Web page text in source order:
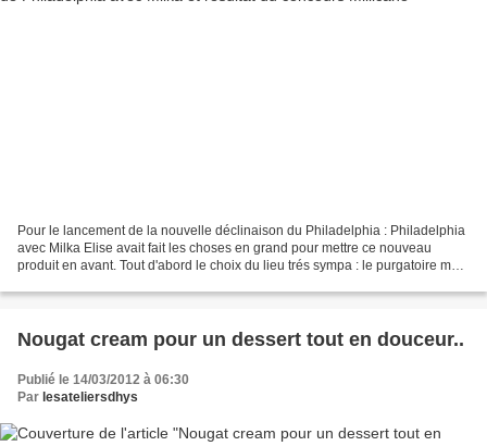
Pour le lancement de la nouvelle déclinaison du Philadelphia : Philadelphia
avec Milka Elise avait fait les choses en grand pour mettre ce nouveau
produit en avant. Tout d'abord le choix du lieu trés sympa : le purgatoire mais
Nougat cream pour un dessert tout en douceur..
Publié le 14/03/2012 à 06:30
Par lesateliersdhys